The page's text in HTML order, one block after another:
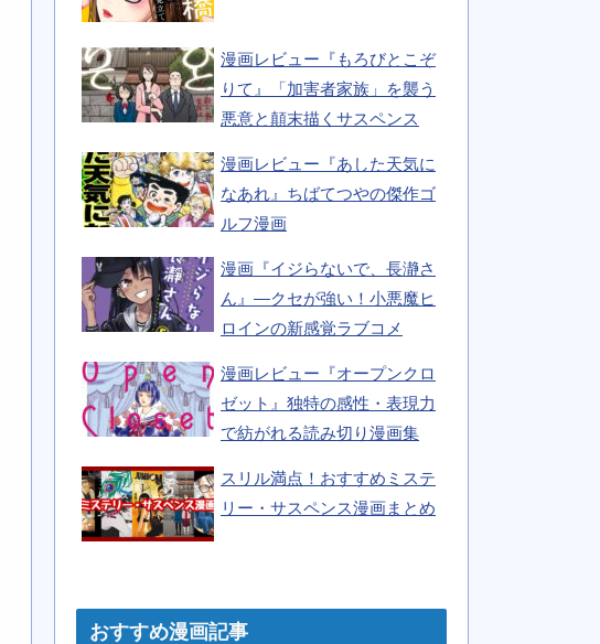
漫画レビュー『もろびとこぞ
りて』「加害者家族」を襲う
悪意と顛末描くサスペンス
漫画レビュー『あした天気に
なあれ』ちばてつやの傑作ゴ
ルフ漫画
漫画『イジらないで、長瀞さ
ん』―クセが強い！小悪魔ヒ
ロインの新感覚ラブコメ
漫画レビュー『オープンクロ
ゼット』独特の感性・表現力
で紡がれる読み切り漫画集
スリル満点！おすすめミステ
リー・サスペンス漫画まとめ
おすすめ漫画記事